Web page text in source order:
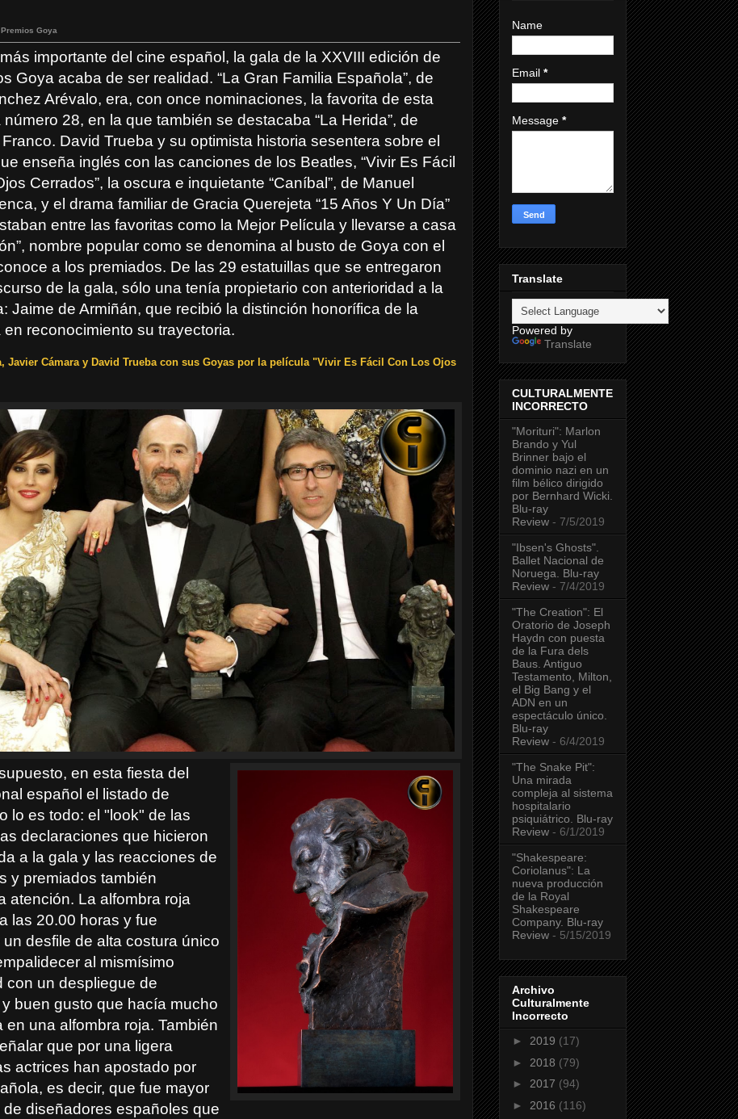
Goya
importante del cine español, la gala de la XXVIII edición de
Goya acaba de ser realidad. “La Gran Familia Española”, de
Arévalo, era, con once nominaciones, la favorita de esta
28, en la que también se destacaba “La Herida”, de
David Trueba y su optimista historia sesentera sobre el
enseña inglés con las canciones de los Beatles, “Vivir Es Fácil
Cerrados”, la oscura e inquietante “Caníbal”, de Manuel
y el drama familiar de Gracia Querejeta “15 Años Y Un Día”
entre las favoritas como la Mejor Película y llevarse a casa
nombre popular como se denomina al busto de Goya con el
a los premiados. De las 29 estatuillas que se entregaron
de la gala, sólo una tenía propietario con anterioridad a la
Jaime de Armiñán, que recibió la distinción honorífica de la
reconocimiento su trayectoria.
Javier Cámara y David Trueba con sus Goyas por la película "Vivir Es Fácil Con Los Ojos
en esta fiesta del
español el listado de
lo es todo: el "look" de las
declaraciones que hicieron
a la gala y las reacciones de
y premiados también
atención. La alfombra roja
las 20.00 horas y fue
un desfile de alta costura único
al mismísimo
con un despliegue de
buen gusto que hacía mucho
en una alfombra roja. También
que por una ligera
actrices han apostado por
es decir, que fue mayor
de diseñadores españoles que
Name
Email *
Message *
Translate
Powered by
Translate
CULTURALMENTE
INCORRECTO
"Morituri": Marlon
Brando y Yul
Brinner bajo el
dominio nazi en un
film bélico dirigido
por Bernhard Wicki.
Blu-ray
Review - 7/5/2019
"Ibsen's Ghosts".
Ballet Nacional de
Noruega. Blu-ray
Review - 7/4/2019
"The Creation": El
Oratorio de Joseph
Haydn con puesta
de la Fura dels
Baus. Antiguo
Testamento, Milton,
el Big Bang y el
ADN en un
espectáculo único.
Blu-ray
Review - 6/4/2019
"The Snake Pit":
Una mirada
compleja al sistema
hospitalario
psiquiátrico. Blu-ray
Review - 6/1/2019
"Shakespeare:
Coriolanus": La
nueva producción
de la Royal
Shakespeare
Company. Blu-ray
Review - 5/15/2019
Archivo
Culturalmente
Incorrecto
► 2019 (17)
► 2018 (79)
► 2017 (94)
► 2016 (116)